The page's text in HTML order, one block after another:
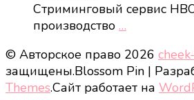
Стриминговый сервис
производство …
© Авторское право 2026
защищены.Blossom Pin |
Themes.Сайт работает на